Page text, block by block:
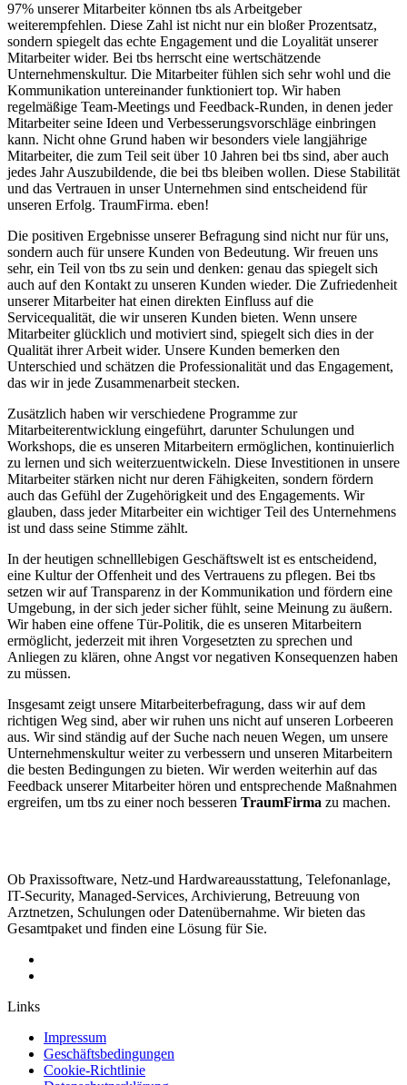
97% unserer Mitarbeiter können tbs als Arbeitgeber
weiterempfehlen. Diese Zahl ist nicht nur ein bloßer Prozentsatz,
sondern spiegelt das echte Engagement und die Loyalität unserer
Mitarbeiter wider. Bei tbs herrscht eine wertschätzende
Unternehmenskultur. Die Mitarbeiter fühlen sich sehr wohl und die
Kommunikation untereinander funktioniert top. Wir haben
regelmäßige Team-Meetings und Feedback-Runden, in denen jeder
Mitarbeiter seine Ideen und Verbesserungsvorschläge einbringen
kann. Nicht ohne Grund haben wir besonders viele langjährige
Mitarbeiter, die zum Teil seit über 10 Jahren bei tbs sind, aber auch
jedes Jahr Auszubildende, die bei tbs bleiben wollen. Diese Stabilität
und das Vertrauen in unser Unternehmen sind entscheidend für
unseren Erfolg. TraumFirma. eben!
Die positiven Ergebnisse unserer Befragung sind nicht nur für uns,
sondern auch für unsere Kunden von Bedeutung. Wir freuen uns
sehr, ein Teil von tbs zu sein und denken: genau das spiegelt sich
auch auf den Kontakt zu unseren Kunden wieder. Die Zufriedenheit
unserer Mitarbeiter hat einen direkten Einfluss auf die
Servicequalität, die wir unseren Kunden bieten. Wenn unsere
Mitarbeiter glücklich und motiviert sind, spiegelt sich dies in der
Qualität ihrer Arbeit wider. Unsere Kunden bemerken den
Unterschied und schätzen die Professionalität und das Engagement,
das wir in jede Zusammenarbeit stecken.
Zusätzlich haben wir verschiedene Programme zur
Mitarbeiterentwicklung eingeführt, darunter Schulungen und
Workshops, die es unseren Mitarbeitern ermöglichen, kontinuierlich
zu lernen und sich weiterzuentwickeln. Diese Investitionen in unsere
Mitarbeiter stärken nicht nur deren Fähigkeiten, sondern fördern
auch das Gefühl der Zugehörigkeit und des Engagements. Wir
glauben, dass jeder Mitarbeiter ein wichtiger Teil des Unternehmens
ist und dass seine Stimme zählt.
In der heutigen schnelllebigen Geschäftswelt ist es entscheidend,
eine Kultur der Offenheit und des Vertrauens zu pflegen. Bei tbs
setzen wir auf Transparenz in der Kommunikation und fördern eine
Umgebung, in der sich jeder sicher fühlt, seine Meinung zu äußern.
Wir haben eine offene Tür-Politik, die es unseren Mitarbeitern
ermöglicht, jederzeit mit ihren Vorgesetzten zu sprechen und
Anliegen zu klären, ohne Angst vor negativen Konsequenzen haben
zu müssen.
Insgesamt zeigt unsere Mitarbeiterbefragung, dass wir auf dem
richtigen Weg sind, aber wir ruhen uns nicht auf unseren Lorbeeren
aus. Wir sind ständig auf der Suche nach neuen Wegen, um unsere
Unternehmenskultur weiter zu verbessern und unseren Mitarbeitern
die besten Bedingungen zu bieten. Wir werden weiterhin auf das
Feedback unserer Mitarbeiter hören und entsprechende Maßnahmen
ergreifen, um tbs zu einer noch besseren TraumFirma zu machen.
Ob Praxissoftware, Netz-und Hardwareausstattung, Telefonanlage,
IT-Security, Managed-Services, Archivierung, Betreuung von
Arztnetzen, Schulungen oder Datenübernahme. Wir bieten das
Gesamtpaket und finden eine Lösung für Sie.
Links
Impressum
Geschäftsbedingungen
Cookie-Richtlinie